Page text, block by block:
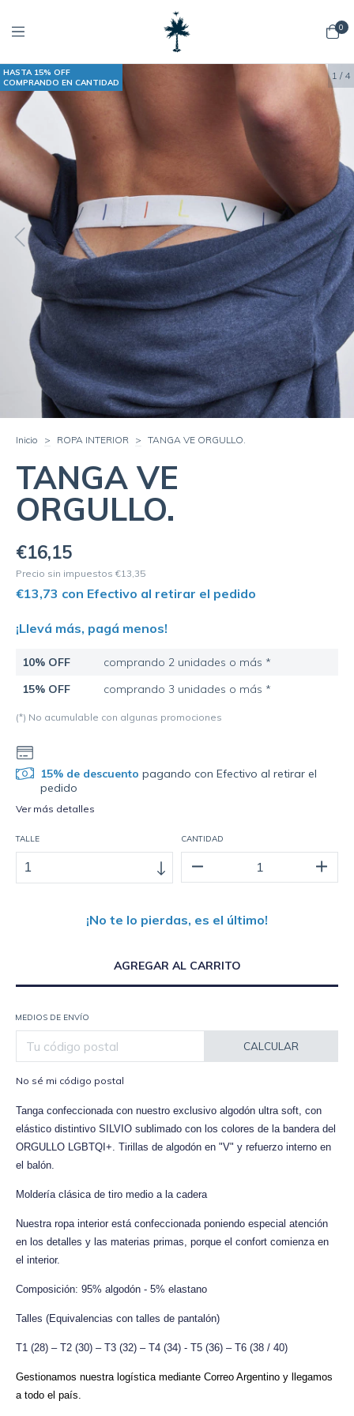
0
HASTA 15% OFF
COMPRANDO EN CANTIDAD
1 / 4
Inicio > ROPA INTERIOR > TANGA VE ORGULLO.
TANGA VE
ORGULLO.
€16,15
Precio sin impuestos €13,35
€13,73 con Efectivo al retirar el pedido
¡Llevá más, pagá menos!
10% OFF
comprando 2 unidades o más *
15% OFF
comprando 3 unidades o más *
(*) No acumulable con algunas promociones
15% de descuento pagando con Efectivo al retirar el
pedido
Ver más detalles
TALLE CANTIDAD
¡No te lo pierdas, es el último!
MEDIOS DE ENVÍO
CALCULAR
No sé mi código postal
Tanga confeccionada con nuestro exclusivo algodón ultra soft, con
elástico distintivo SILVIO sublimado con los colores de la bandera del
ORGULLO LGBTQI+. Tirillas de algodón en "V" y refuerzo interno en
el balón
Moldería clásica de tiro medio a la cadera
Nuestra ropa interior está confeccionada poniendo especial atención
en los detalles y las materias primas, porque el confort comienza en
el interior.
Composición: 95% algodón - 5% elastano
Talles (Equivalencias con talles de pantalón)
T1 (28) – T2 (30) – T3 (32) – T4 (34) - T5 (36) – T6 (38 / 40)
Gestionamos nuestra logística mediante Correo Argentino y llegamos
a todo el país.